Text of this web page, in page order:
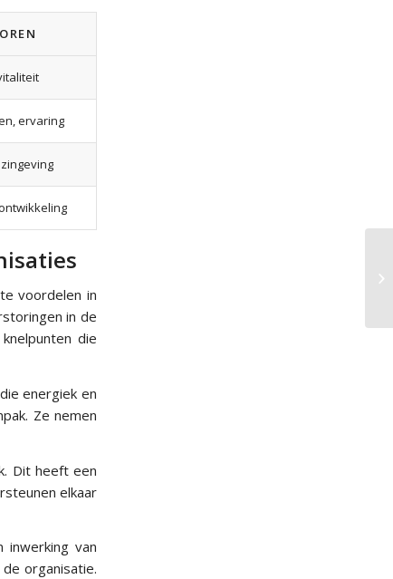
ervaring
voordelen in
in de
die
energiek en
Ze nemen
Dit heeft een
elkaar
inwerking van
organisatie.